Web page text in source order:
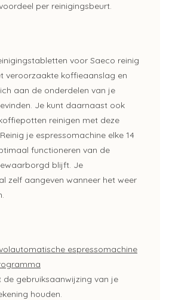
per reinigingsbeurt.
voor Saeco reinig
veroorzaakte koffieaanslag en
aan de onderdelen van je
Je kunt daarnaast ook
reinigen met deze
je espressomachine elke 14
functioneren van de
blijft. Je
zelf aangeven wanneer het weer
espressomachine
gebruiksaanwijzing van je
houden.